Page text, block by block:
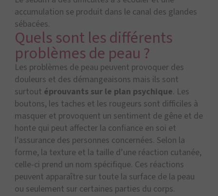
accumulation se produit dans le canal des glandes
sébacées.
Quels sont les différents
problèmes de peau ?
Les problèmes de peau peuvent provoquer des
douleurs et des démangeaisons mais ils sont
surtout éprouvants sur le plan psychique. Les
boutons, les taches et les rougeurs sont difficiles à
masquer et provoquent un sentiment de gêne et de
honte qui peut affecter la confiance en soi et
l’assurance des personnes concernées. Selon la
forme, la texture et la taille d’une réaction cutanée,
celle-ci prend un nom spécifique. Ces réactions
peuvent apparaître sur toute la surface de la peau
ou seulement sur certaines parties du corps.